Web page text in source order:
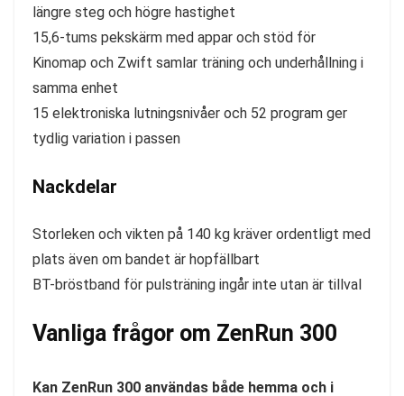
längre steg och högre hastighet
15,6-tums pekskärm med appar och stöd för
Kinomap och Zwift samlar träning och underhållning i
samma enhet
15 elektroniska lutningsnivåer och 52 program ger
tydlig variation i passen
Nackdelar
Storleken och vikten på 140 kg kräver ordentligt med
plats även om bandet är hopfällbart
BT-bröstband för pulsträning ingår inte utan är tillval
Vanliga frågor om ZenRun 300
Kan ZenRun 300 användas både hemma och i